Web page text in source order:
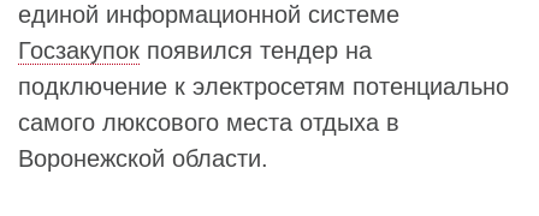
единой информационной системе
Госзакупок появился тендер на
подключение к электросетям потенциально
самого люксового места отдыха в
Воронежской области.